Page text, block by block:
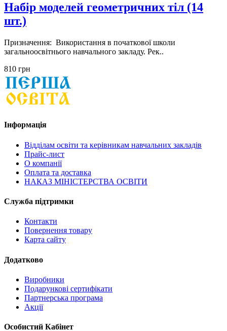
Набір моделей геометричних тіл (14
шт.)
Призначення: Використання в початкової школи
загальноосвітнього навчального закладу. Рек..
810 грн
Інформація
Відділам освіти та керівникам навчальних закладів
Прайс-лист
О компанії
Оплата та доставка
НАКАЗ МІНІСТЕРСТВА ОСВІТИ
Служба підтримки
Контакти
Повернення товару
Карта сайту
Додатково
Виробники
Подарункові сертифікати
Партнерська програма
Акції
Особистий Кабінет